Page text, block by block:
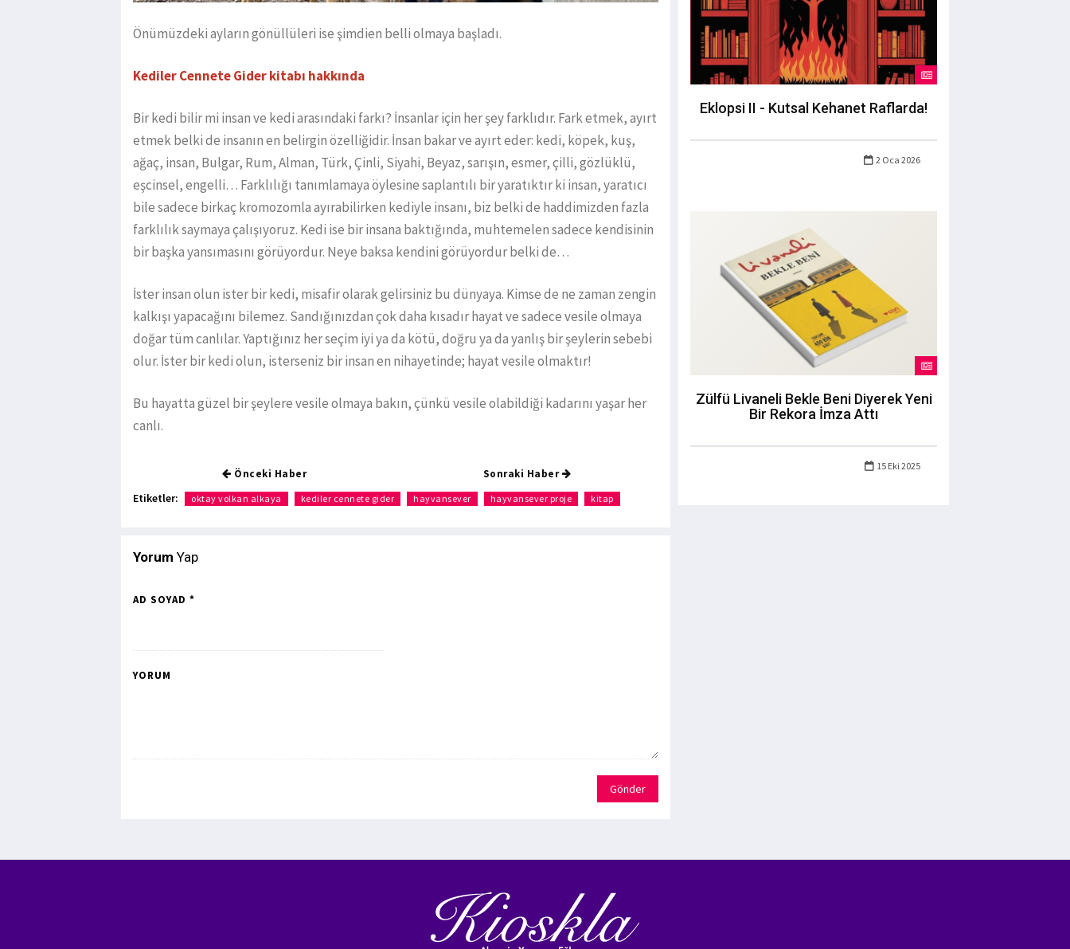
Önümüzdeki ayların gönüllüleri ise şimdien belli olmaya başladı.
Kediler Cennete Gider kitabı hakkında
Bir kedi bilir mi insan ve kedi arasındaki farkı? İnsanlar için her şey farklıdır. Fark etmek, ayırt
etmek belki de insanın en belirgin özelliğidir. İnsan bakar ve ayırt eder: kedi, köpek, kuş,
ağaç, insan, Bulgar, Rum, Alman, Türk, Çinli, Siyahi, Beyaz, sarışın, esmer, çilli, gözlüklü,
eşcinsel, engelli… Farklılığı tanımlamaya öylesine saplantılı bir yaratıktır ki insan, yaratıcı
bile sadece birkaç kromozomla ayırabilirken kediyle insanı, biz belki de haddimizden fazla
farklılık saymaya çalışıyoruz. Kedi ise bir insana baktığında, muhtemelen sadece kendisinin
bir başka yansımasını görüyordur. Neye baksa kendini görüyordur belki de…
İster insan olun ister bir kedi, misafir olarak gelirsiniz bu dünyaya. Kimse de ne zaman zengin
kalkışı yapacağını bilemez. Sandığınızdan çok daha kısadır hayat ve sadece vesile olmaya
doğar tüm canlılar. Yaptığınız her seçim iyi ya da kötü, doğru ya da yanlış bir şeylerin sebebi
olur. İster bir kedi olun, isterseniz bir insan en nihayetinde; hayat vesile olmaktır!
Bu hayatta güzel bir şeylere vesile olmaya bakın, çünkü vesile olabildiği kadarını yaşar her
canlı.
Önceki Haber Sonraki Haber
Etiketler: oktay volkan alkaya kediler cennete gider hayvansever hayvansever proje kitap
Yorum Yap
AD SOYAD *
YORUM
Gönder
Eklopsi II - Kutsal Kehanet Raflarda!
2 Oca 2026
Zülfü Livaneli Bekle Beni Diyerek Yeni
Bir Rekora İmza Attı
15 Eki 2025